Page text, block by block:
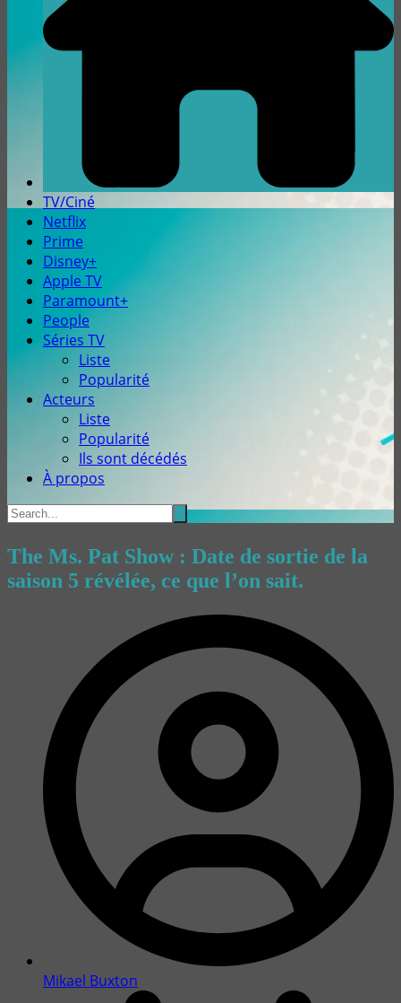
TV/Ciné
Netflix
Prime
Disney+
Apple TV
Paramount+
People
Séries TV
Liste
Popularité
Acteurs
Liste
Popularité
Ils sont décédés
À propos
The Ms. Pat Show : Date de sortie de la
saison 5 révélée, ce que l’on sait.
Mikael Buxton